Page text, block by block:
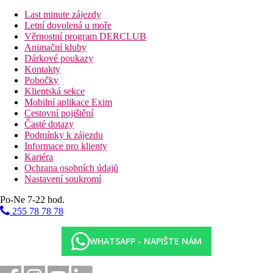
Stravování
Stravování formou polopenze, za příplatek je možné dokoupit
plnou penzi.
K dispozici je bufetová restaurace Corossol, kde je stravování
formou bufetu. Dále je k dispozici grill na pláži (Adam & Eve),
středomořská restaurace na další pláži (Helios), designová
signature restaurace (Cyann) a kreolská restaurace (Seselwa).
Sportovní nabídka
Zdarma:
nemotorizované vodní sporty (šlapadla, katamarán,
windsurfing, kajaky).
Za poplatek:
lekce, jóga lekce, půjčovna kol
Živá hudba
Dětský klub (4–12 let), dětská jídla v restauracích, dětský bazén,
playstation, nintento konzole, animační programy pro děti.
Last minute zájezdy
Letní dovolená u moře
Věrnostní program DERCLUB
Animační kluby
Dárkové poukazy
Kontakty
Pobočky
Klientská sekce
Mobilní aplikace Exim
Cestovní pojištění
Časté dotazy
Podmínky k zájezdu
Informace pro klienty
Kariéra
Ochrana osobních údajů
Nastavení soukromí
Po-Ne 7-22 hod.
255 78 78 78
WHATSAPP - NAPIŠTE NÁM